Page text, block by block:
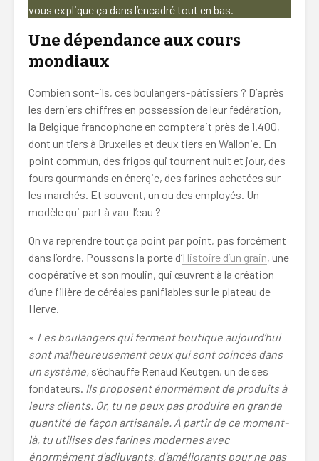
vous explique ça dans l’encadré tout en bas.
Une dépendance aux cours
mondiaux
Combien sont-ils, ces boulangers-pâtissiers ? D’après
les derniers chiffres en possession de leur fédération,
la Belgique francophone en compterait près de 1.400,
dont un tiers à Bruxelles et deux tiers en Wallonie. En
point commun, des frigos qui tournent nuit et jour, des
fours gourmands en énergie, des farines achetées sur
les marchés. Et souvent, un ou des employés. Un
modèle qui part à vau-l’eau ?
On va reprendre tout ça point par point, pas forcément
dans l’ordre. Poussons la porte d’Histoire d’un grain, une
coopérative et son moulin, qui œuvrent à la création
d’une filière de céréales panifiables sur le plateau de
Herve.
« Les boulangers qui ferment boutique aujourd’hui
sont malheureusement ceux qui sont coincés dans
un système, s’échauffe Renaud Keutgen, un de ses
fondateurs. Ils proposent énormément de produits à
leurs clients. Or, tu ne peux pas produire en grande
quantité de façon artisanale. À partir de ce moment-
là, tu utilises des farines modernes avec
énormément d’adjuvants, d’améliorants pour ne pas